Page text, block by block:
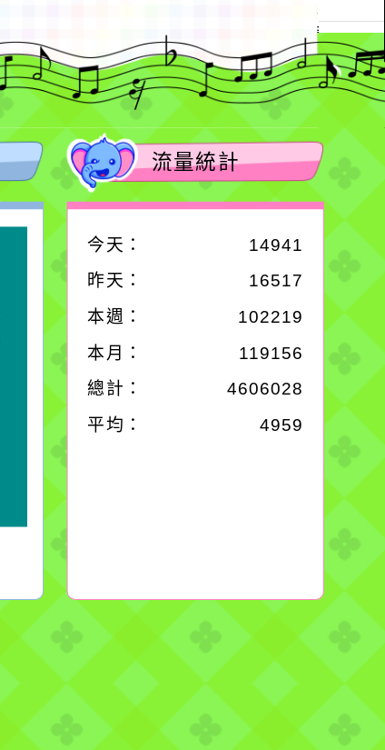
作者：網路小語
生活是一面鏡子。你對
它笑，它就對你笑；你
對它哭，它也對你哭。
流量統計
今天： 14941
昨天： 16517
本週：
102219
本月：
119156
總計： 4606028
平均： 4959